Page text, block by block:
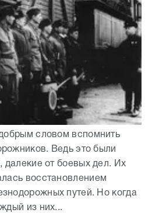
словом вспомнить
Ведь это были
далекие от боевых дел. Их
восстановлением
путей. Но когда
из них...